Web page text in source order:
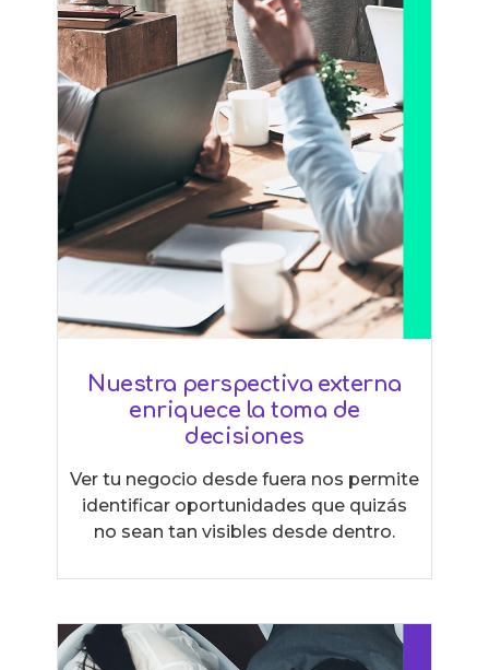
Nuestra perspectiva externa
enriquece la toma de
decisiones
Ver tu negocio desde fuera nos permite
identificar oportunidades que quizás
no sean tan visibles desde dentro.